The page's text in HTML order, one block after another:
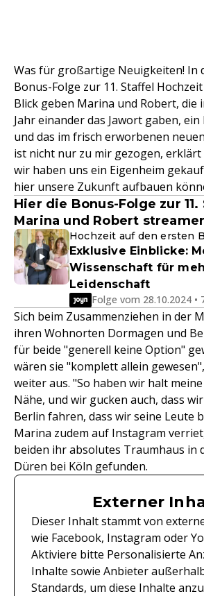
Was für großartige Neuigkeiten! In
Bonus-Folge zur 11. Staffel
Blick geben Marina und Robert, die
Jahr einander das Jawort gaben,
und das im frisch erworbenen
ist nicht nur zu mir gezogen,
wir haben uns ein Eigenheim
hier unsere Zukunft aufbauen
Hier die Bonus-Folge zur
Marina und Robert
Hochzeit auf den ersten
Exklusive Einblicke:
Wissenschaft für
Leidenschaft
Folge vom 28.10.2024 •
Sich beim Zusammenziehen in der
ihren Wohnorten Dormagen und
für beide "generell keine Option"
wären sie "komplett allein
weiter aus. "So haben wir halt
Nähe, und wir gucken auch, dass
Berlin fahren, dass wir seine Leute
Marina zudem auf Instagram
beiden ihr absolutes Traumhaus in
Düren bei Köln gefunden.
Externer
Dieser Inhalt stammt von
wie Facebook, Instagram oder
Aktiviere bitte Personalisierte
Inhalte sowie Anbieter
Standards, um diese Inhalte